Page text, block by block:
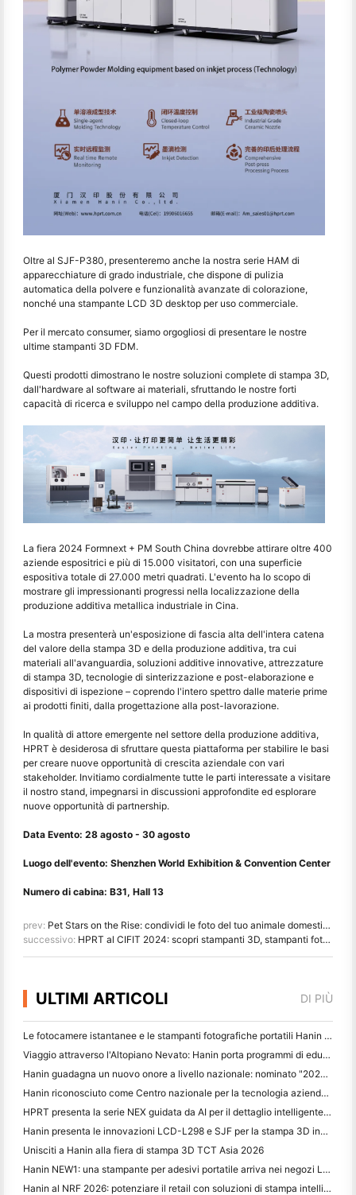
Oltre al SJF-P380, presenteremo anche la nostra serie HAM di
apparecchiature di grado industriale, che dispone di pulizia
automatica della polvere e funzionalità avanzate di colorazione,
nonché una stampante LCD 3D desktop per uso commerciale.
Per il mercato consumer, siamo orgogliosi di presentare le nostre
ultime stampanti 3D FDM.
Questi prodotti dimostrano le nostre soluzioni complete di stampa 3D,
dall'hardware al software ai materiali, sfruttando le nostre forti
capacità di ricerca e sviluppo nel campo della produzione additiva.
La fiera 2024 Formnext + PM South China dovrebbe attirare oltre 400
aziende espositrici e più di 15.000 visitatori, con una superficie
espositiva totale di 27.000 metri quadrati. L'evento ha lo scopo di
mostrare gli impressionanti progressi nella localizzazione della
produzione additiva metallica industriale in Cina.
La mostra presenterà un'esposizione di fascia alta dell'intera catena
del valore della stampa 3D e della produzione additiva, tra cui
materiali all'avanguardia, soluzioni additive innovative, attrezzature
di stampa 3D, tecnologie di sinterizzazione e post-elaborazione e
dispositivi di ispezione – coprendo l'intero spettro dalle materie prime
ai prodotti finiti, dalla progettazione alla post-lavorazione.
In qualità di attore emergente nel settore della produzione additiva,
HPRT è desiderosa di sfruttare questa piattaforma per stabilire le basi
per creare nuove opportunità di crescita aziendale con vari
stakeholder. Invitiamo cordialmente tutte le parti interessate a visitare
il nostro stand, impegnarsi in discussioni approfondite ed esplorare
nuove opportunità di partnership.
Data Evento: 28 agosto - 30 agosto
Luogo dell'evento: Shenzhen World Exhibition & Convention Center
Numero di cabina: B31, Hall 13
prev: Pet Stars on the Rise: condividi le foto del tuo animale domestico con le stampanti fotografiche HPRT
successivo: HPRT al CIFIT 2024: scopri stampanti 3D, stampanti fotografiche e stampanti a getto d'inchiostro all'avanguardia per soluzioni di stampa avanzate
ULTIMI ARTICOLI DI PIÙ
Le fotocamere istantanee e le stampanti fotografiche portatili Hanin attirano forte interesse all'IEAE Shenzhen 2026
Viaggio attraverso l'Altopiano Nevato: Hanin porta programmi di educazione fotografica ai bambini di Qamdo
Hanin guadagna un nuovo onore a livello nazionale: nominato "2026 Made in China · Trusted Brand by Consumers"
Hanin riconosciuto come Centro nazionale per la tecnologia aziendale per la leadership nell'innovazione
HPRT presenta la serie NEX guidata da AI per il dettaglio intelligente a CHINASHOP 2026
Hanin presenta le innovazioni LCD-L298 e SJF per la stampa 3D industriale a TCT Asia 2026
Unisciti a Hanin alla fiera di stampa 3D TCT Asia 2026
Hanin NEW1: una stampante per adesivi portatile arriva nei negozi LOFT del Giappone
Hanin al NRF 2026: potenziare il retail con soluzioni di stampa intelligenti per scenari completi